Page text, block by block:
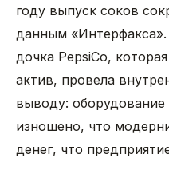
году выпуск соков
данным
дочка PepsiCo,
актив, провела
выводу: оборудование
изношено, что
денег, что